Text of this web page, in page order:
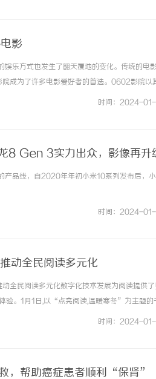
影
娱乐方式也发生了翻天覆地的变化。传统的电
成为了许多电影爱好者的首选。0602影院以
了最热门的电影资源，包括最新上映的大片
时间：2024-
8 Gen 3实力出众，影像再升
产品线，自2020年年初小米10系列发布后，
时间：2024-
动全民阅读多元化
全民阅读多元化数字化技术发展为阅读提供
验。1月1日,以“点亮阅读,温暖寒冬”为主题
新华书店等7家书店和大型书城,通过图书售卖
时间：2024-
，帮助癌症患者顺利“保肾”